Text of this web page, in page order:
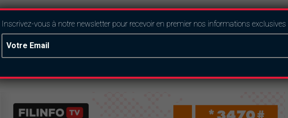
2020 : Zéphirin
la course.
Next
Le Salon International de l’Artisanat de
Inscrivez-vous à notre newsletter pour recevoir en premier nos informations exclusives